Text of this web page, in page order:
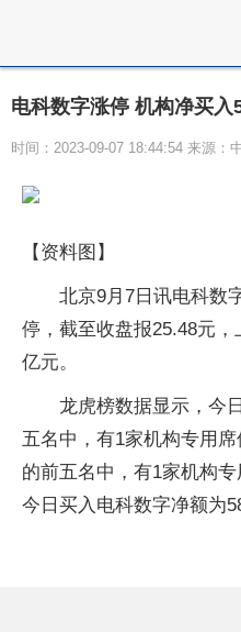
电科数字涨停 机构净买入
时间：2023-09-07 18:44:54 来源：
【资料图】
北京9月7日讯电科数
停，截至收盘报25.48元
亿元。
龙虎榜数据显示，今
五名中，有1家机构专用
的前五名中，有1家机构
今日买入电科数字净额为